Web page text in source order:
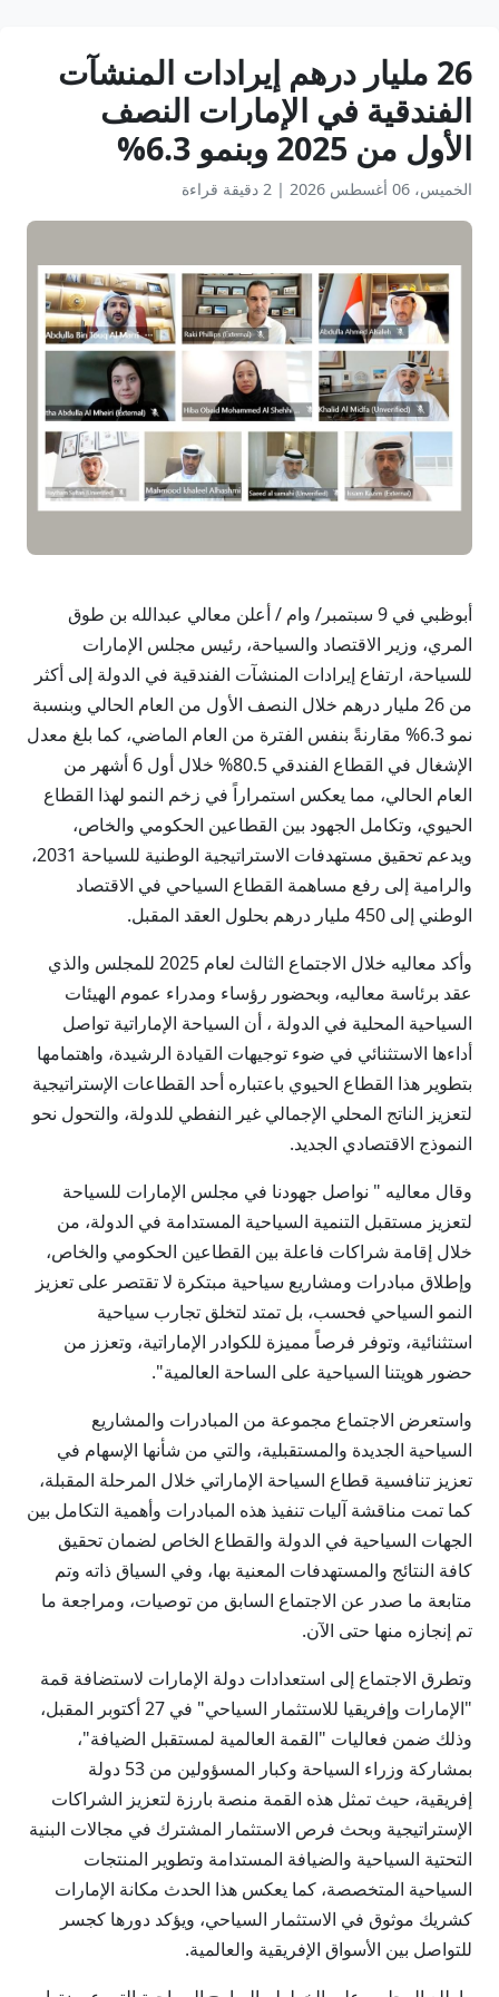
26 مليار درهم إيرادات المنشآت
الفندقية في الإمارات النصف
الأول من 2025 وبنمو 6.3%
الخميس، 06 أغسطس 2026 | 2 دقيقة قراءة
أبوظبي في 9 سبتمبر/ وام / أعلن معالي عبدالله بن طوق
المري، وزير الاقتصاد والسياحة، رئيس مجلس الإمارات
للسياحة، ارتفاع إيرادات المنشآت الفندقية في الدولة إلى أكثر
من 26 مليار درهم خلال النصف الأول من العام الحالي وبنسبة
نمو 6.3% مقارنةً بنفس الفترة من العام الماضي، كما بلغ معدل
الإشغال في القطاع الفندقي 80.5% خلال أول 6 أشهر من
العام الحالي، مما يعكس استمراراً في زخم النمو لهذا القطاع
الحيوي، وتكامل الجهود بين القطاعين الحكومي والخاص،
ويدعم تحقيق مستهدفات الاستراتيجية الوطنية للسياحة 2031،
والرامية إلى رفع مساهمة القطاع السياحي في الاقتصاد
الوطني إلى 450 مليار درهم بحلول العقد المقبل.
وأكد معاليه خلال الاجتماع الثالث لعام 2025 للمجلس والذي
عقد برئاسة معاليه، وبحضور رؤساء ومدراء عموم الهيئات
السياحية المحلية في الدولة ، أن السياحة الإماراتية تواصل
أداءها الاستثنائي في ضوء توجيهات القيادة الرشيدة، واهتمامها
بتطوير هذا القطاع الحيوي باعتباره أحد القطاعات الإستراتيجية
لتعزيز الناتج المحلي الإجمالي غير النفطي للدولة، والتحول نحو
النموذج الاقتصادي الجديد.
وقال معاليه " نواصل جهودنا في مجلس الإمارات للسياحة
لتعزيز مستقبل التنمية السياحية المستدامة في الدولة، من
خلال إقامة شراكات فاعلة بين القطاعين الحكومي والخاص،
وإطلاق مبادرات ومشاريع سياحية مبتكرة لا تقتصر على تعزيز
النمو السياحي فحسب، بل تمتد لتخلق تجارب سياحية
استثنائية، وتوفر فرصاً مميزة للكوادر الإماراتية، وتعزز من
حضور هويتنا السياحية على الساحة العالمية".
واستعرض الاجتماع مجموعة من المبادرات والمشاريع
السياحية الجديدة والمستقبلية، والتي من شأنها الإسهام في
تعزيز تنافسية قطاع السياحة الإماراتي خلال المرحلة المقبلة،
كما تمت مناقشة آليات تنفيذ هذه المبادرات وأهمية التكامل بين
الجهات السياحية في الدولة والقطاع الخاص لضمان تحقيق
كافة النتائج والمستهدفات المعنية بها، وفي السياق ذاته وتم
متابعة ما صدر عن الاجتماع السابق من توصيات، ومراجعة ما
تم إنجازه منها حتى الآن.
وتطرق الاجتماع إلى استعدادات دولة الإمارات لاستضافة قمة
"الإمارات وإفريقيا للاستثمار السياحي" في 27 أكتوبر المقبل،
وذلك ضمن فعاليات "القمة العالمية لمستقبل الضيافة"،
بمشاركة وزراء السياحة وكبار المسؤولين من 53 دولة
إفريقية، حيث تمثل هذه القمة منصة بارزة لتعزيز الشراكات
الإستراتيجية وبحث فرص الاستثمار المشترك في مجالات البنية
التحتية السياحية والضيافة المستدامة وتطوير المنتجات
السياحية المتخصصة، كما يعكس هذا الحدث مكانة الإمارات
كشريك موثوق في الاستثمار السياحي، ويؤكد دورها كجسر
للتواصل بين الأسواق الإفريقية والعالمية.